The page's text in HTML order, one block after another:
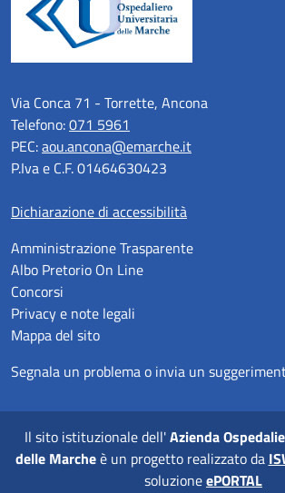
Via Conca 71 - Torrette, Ancona
Telefono:071 5961
PEC:aou.ancona@emarche.it
P.Iva e C.F. 01464630423
Dichiarazione di accessibilità
Amministrazione Trasparente
Albo Pretorio On Line
Concorsi
Privacy e note legali
Mappa del sito
Segnala un problema o invia un
Il sito istituzionale dell'Azienda
delle Marcheè un progetto realizzato da
soluzioneePORTAL